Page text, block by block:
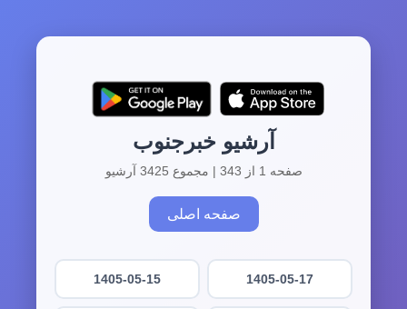
آرشیو خبرجنوب
صفحه 1 از 343 | مجموع 3425 آرشیو
صفحه اصلی
1405-05-17
1405-05-15